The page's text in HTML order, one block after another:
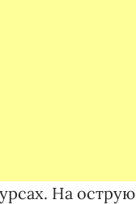
На острую